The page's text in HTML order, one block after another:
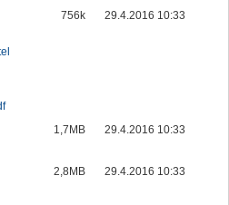
756k 29.4.2016 10:33
1,7MB 29.4.2016 10:33
2,8MB 29.4.2016 10:33